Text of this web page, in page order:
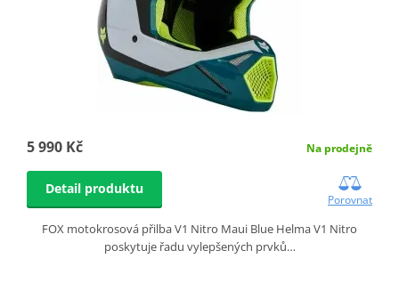
5 990 Kč Na prodejně
Detail produktu
Porovnat
FOX motokrosová přilba V1 Nitro Maui Blue Helma V1 Nitro
poskytuje řadu vylepšených prvků…